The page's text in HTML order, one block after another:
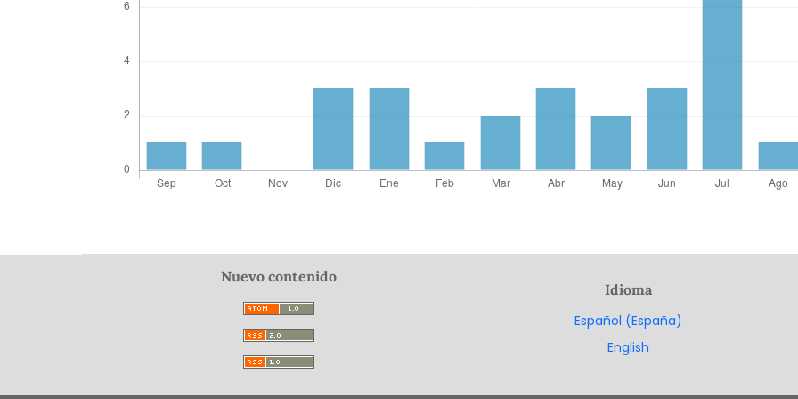
Nuevo contenido
Idioma
Español (España)
English